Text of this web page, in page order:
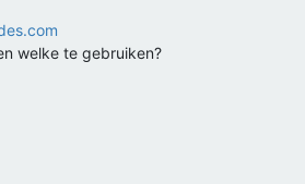
welke te gebruiken?